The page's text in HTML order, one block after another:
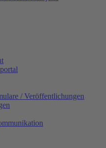
/ Veröffentlichungen